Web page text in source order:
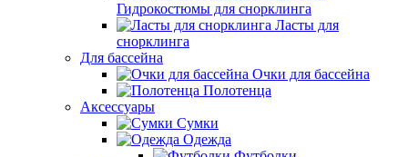
Гидрокостюмы для снорклинга
Ласты для
снорклинга
Для бассейна
Очки для бассейна
Полотенца
Аксессуары
Сумки
Одежда